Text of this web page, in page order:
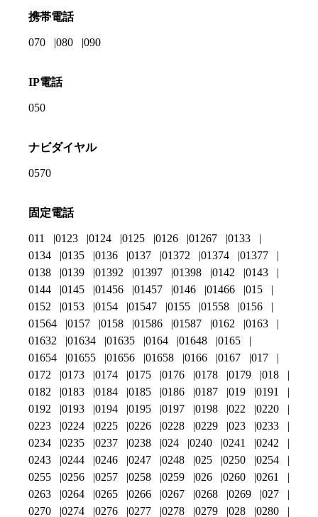
携帯電話
070 080 090
IP電話
050
ナビダイヤル
0570
固定電話
011 0123 0124 0125 0126 01267
0133
0134
0135 0136 0137 01372 01374
01377
0138
0139 01392 01397 01398 0142
0143
0144
0145 01456 01457 0146 01466
015
0152
0153 0154 01547 0155 01558
0156
01564
0157 0158 01586 01587 0162
0163
01632
01634 01635 0164 01648
0165
01654
01655 01656 01658 0166 0167
017
0172
0173 0174 0175 0176 0178 0179
018
0182
0183 0184 0185 0186 0187 019
0191
0192
0193 0194 0195 0197 0198 022
0220
0223
0224 0225 0226 0228 0229 023
0233
0234
0235 0237 0238 024 0240 0241
0242
0243
0244 0246 0247 0248 025 0250
0254
0255
0256 0257 0258 0259 026 0260
0261
0263
0264 0265 0266 0267 0268 0269
027
0270
0274 0276 0277 0278 0279 028 0280